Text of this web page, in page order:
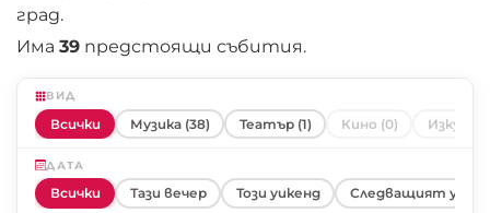
град.
Има 39 предстоящи събития.
ВИД
Всички Музика (38) Театър (1) Кино (0)
ДАТА
Всички Тази вечер Този уикенд Следващият